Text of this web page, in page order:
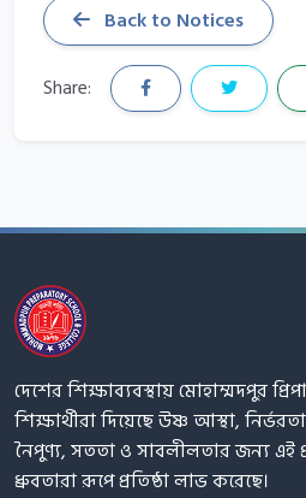
Back to Notices
Share:
দেশের শিক্ষাব্যবস্থায় মোহাম্মদপুর
শিক্ষার্থীরা দিয়েছে উষ্ণ আস্থা,
নৈপুণ্য, সততা ও সাবলীলতার জন্য এই
ধ্রুবতারা রূপে প্রতিষ্ঠা লাভ করেছে।